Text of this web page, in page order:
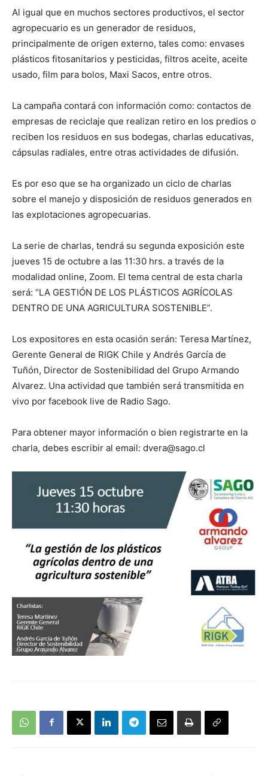
Al igual que en muchos sectores productivos, el sector
agropecuario es un generador de residuos,
principalmente de origen externo, tales como: envases
plásticos fitosanitarios y pesticidas, filtros aceite, aceite
usado, film para bolos, Maxi Sacos, entre otros.
La campaña contará con información como: contactos de
empresas de reciclaje que realizan retiro en los predios o
reciben los residuos en sus bodegas, charlas educativas,
cápsulas radiales, entre otras actividades de difusión.
Es por eso que se ha organizado un ciclo de charlas
sobre el manejo y disposición de residuos generados en
las explotaciones agropecuarias.
La serie de charlas, tendrá su segunda exposición este
jueves 15 de octubre a las 11:30 hrs. a través de la
modalidad online, Zoom. El tema central de esta charla
será: “LA GESTIÓN DE LOS PLÁSTICOS AGRÍCOLAS
DENTRO DE UNA AGRICULTURA SOSTENIBLE”.
Los expositores en esta ocasión serán: Teresa Martínez,
Gerente General de RIGK Chile y Andrés García de
Tuñón, Director de Sostenibilidad del Grupo Armando
Alvarez. Una actividad que también será transmitida en
vivo por facebook live de Radio Sago.
Para obtener mayor información o bien registrarte en la
charla, debes escribir al email: dvera@sago.cl